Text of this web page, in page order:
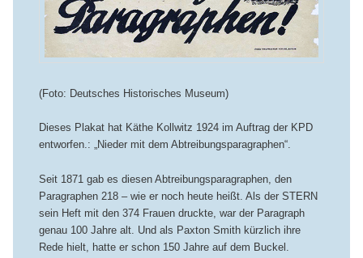
(Foto: Deutsches Historisches Museum)
Dieses Plakat hat Käthe Kollwitz 1924 im Auftrag der KPD
entworfen.: „Nieder mit dem Abtreibungsparagraphen“.
Seit 1871 gab es diesen Abtreibungsparagraphen, den
Paragraphen 218 – wie er noch heute heißt. Als der STERN
sein Heft mit den 374 Frauen druckte, war der Paragraph
genau 100 Jahre alt. Und als Paxton Smith kürzlich ihre
Rede hielt, hatte er schon 150 Jahre auf dem Buckel.